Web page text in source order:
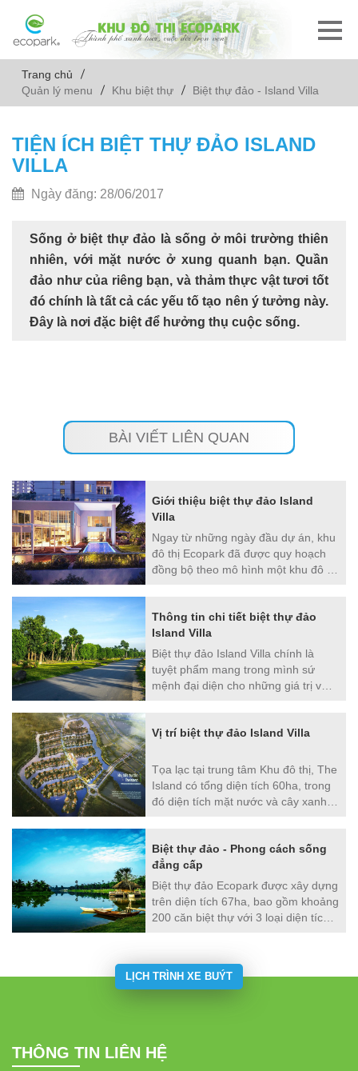
Trang chủ
Quản lý menu
Khu biệt thự Biệt thự đảo - Island Villa
TIỆN ÍCH BIỆT THỰ ĐẢO ISLAND
VILLA
Ngày đăng: 28/06/2017
Sống ở biệt thự đảo là sống ở môi trường thiên
nhiên, với mặt nước ở xung quanh bạn. Quần
đảo như của riêng bạn, và thảm thực vật tươi tốt
đó chính là tất cả các yếu tố tạo nên ý tưởng này.
Đây là nơi đặc biệt để hưởng thụ cuộc sống.
BÀI VIẾT LIÊN QUAN
Giới thiệu biệt thự đảo Island
Villa
Ngay từ những ngày đầu dự án, khu
đô thị Ecopark đã được quy hoạch
đồng bộ theo mô hình một khu đô thị
Thông tin chi tiết biệt thự đảo
Island Villa
Biệt thự đảo Island Villa chính là
tuyệt phẩm mang trong mình sứ
mệnh đại diện cho những giá trị vượt
và một chuẩn mực sống thượng lưu
Vị trí biệt thự đảo Island Villa
Tọa lạc tại trung tâm Khu đô thị, The
Island có tổng diện tích 60ha, trong
đó diện tích mặt nước và cây xanh
sẽ được tận hưởng không gian sống
hiếm có trên mặt nước tuần hoàn
gần gũi với thiên nhiên.
Biệt thự đảo - Phong cách sống
đẳng cấp
Biệt thự đảo Ecopark được xây dựng
trên diện tích 67ha, bao gồm khoảng
200 căn biệt thự với 3 loại diện tích:
trúc, biệt thự đảo Ecopark mang tới
cho gia chủ trải nghiệm một lối sống
LỊCH TRÌNH XE BUÝT
THÔNG TIN LIÊN HỆ